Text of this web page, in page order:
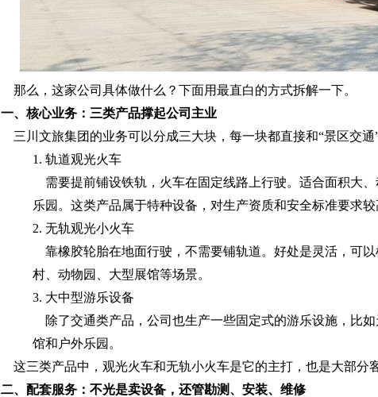
那么，这家公司具体做什么？下面用最直白的方式拆解一下。
一、核心业务：三类产品撑起公司主业
三川文旅集团的业务可以分成三大块，每一块都直接和“景区交通”
1. 轨道观光火车
需要提前铺设铁轨，火车在固定线路上行驶。适合面积大
乐园。这类产品属于特种设备，对生产资质和安全标准要求较
2. 无轨观光小火车
靠橡胶轮胎在地面行驶，不需要铺轨道。好处是灵活，可
村、动物园、大型展馆等场景。
3. 大中型游乐设备
除了交通类产品，公司也生产一些固定式的游乐设施，比
馆和户外乐园。
这三类产品中，观光火车和无轨小火车是它的主打，也是大部分
二、配套服务：不光是卖设备，还管勘测、安装、维修